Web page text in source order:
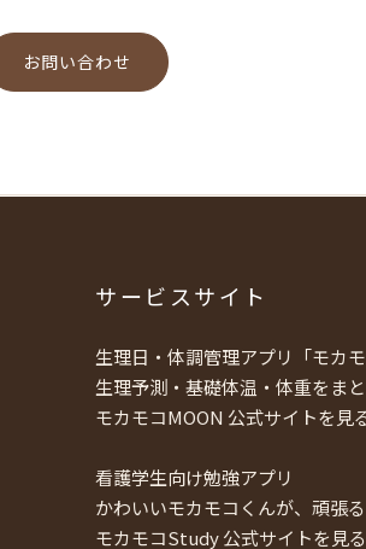
お問い合わせ
サービスサイト
生理日・体調管理アプリ「モカモ
生理予測・基礎体温・体重をま
モカモコMOON 公式サイトを見
看護学生向け勉強アプリ
かわいいモカモコくんが、頑張
モカモコStudy 公式サイトを見る